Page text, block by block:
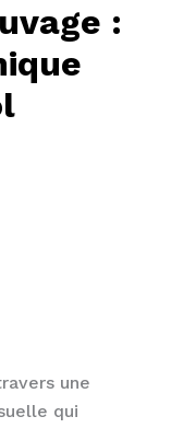
:
une
qui